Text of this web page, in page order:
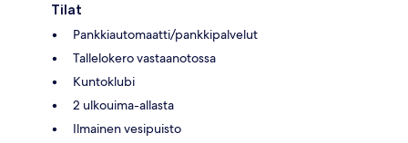
Tilat
Pankkiautomaatti/pankkipalvelut
Tallelokero vastaanotossa
Kuntoklubi
2 ulkouima-allasta
Ilmainen vesipuisto